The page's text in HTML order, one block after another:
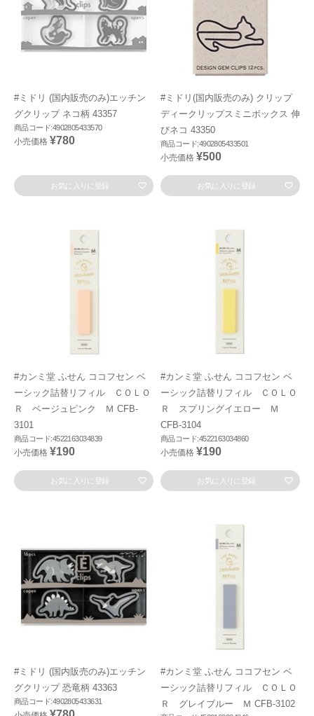
#ミドリ (国内販売のみ)エッチン
グクリップ ネコ柄 43357
商品コード:4902805433570
小売価格 ¥780
お気に入りに登録
#ミドリ(国内販売のみ) クリップ
ディークリップスミニボックス 伸
びネコ 43350
商品コード:4902805433501
小売価格 ¥500
お気に入りに登録
#カンミ堂 ふせん ココフセン ベ
ーシック詰替リフィル ＣＯＬＯ
Ｒ ベージュピンク Ｍ CFB-
3101
商品コード:4522163034839
小売価格 ¥190
お気に入りに登録
#カンミ堂 ふせん ココフセン ベ
ーシック詰替リフィル ＣＯＬＯ
Ｒ スプリングイエロー Ｍ
CFB-3104
商品コード:4522163034860
小売価格 ¥190
お気に入りに登録
#ミドリ (国内販売のみ)エッチン
グクリップ 恐竜柄 43363
商品コード:4902805433631
#カンミ堂 ふせん ココフセン ベ
ーシック詰替リフィル ＣＯＬＯ
Ｒ グレイブルー Ｍ CFB-3102